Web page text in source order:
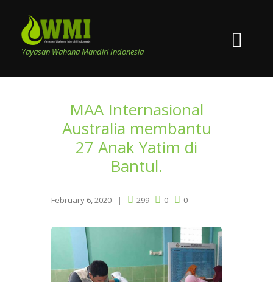
Yayasan Wahana Mandiri Indonesia
MAA Internasional
Australia membantu
27 Anak Yatim di
Bantul.
February 6, 2020 299 0 0